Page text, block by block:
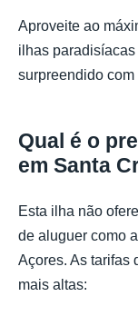
Aproveite ao
ilhas
surpreendido
Qual é o
em Santa
Esta ilha não
de aluguer como
Açores. As tarifas
mais altas: